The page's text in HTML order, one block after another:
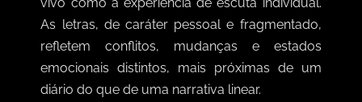
As letras, de caráter pessoal e fragmentado,
refletem conflitos, mudanças e estados
emocionais distintos, mais próximas de um
diário do que de uma narrativa linear.